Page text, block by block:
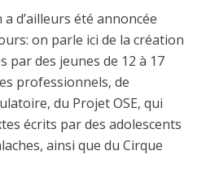
d’ailleurs été annoncée
on parle ici de la création
par des jeunes de 12 à 17
professionnels, de
du Projet OSE, qui
écrits par des adolescents
ainsi que du Cirque